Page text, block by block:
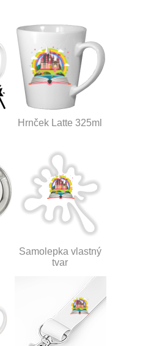
Hrnček Latte 325ml
Samolepka vlastný
tvar